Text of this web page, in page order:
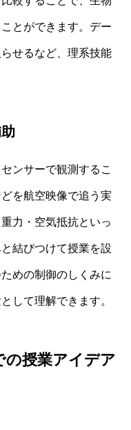
とができます。デー
せるなど、理系技能
ンサーで観測するこ
を航空映像で追う実
力・空気抵抗といっ
結びつけて授業を設
めの制御のしくみに
して理解できます。
の授業アイデア